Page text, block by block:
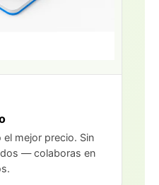
el mejor precio. Sin
— colaboras en